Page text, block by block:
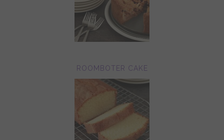
ROOMBOTER CAKE